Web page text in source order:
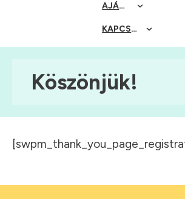
AJÁNLÓK
KAPCSOLAT
Köszönjük!